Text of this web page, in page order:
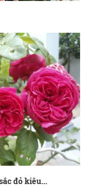
đỏ kiêu...